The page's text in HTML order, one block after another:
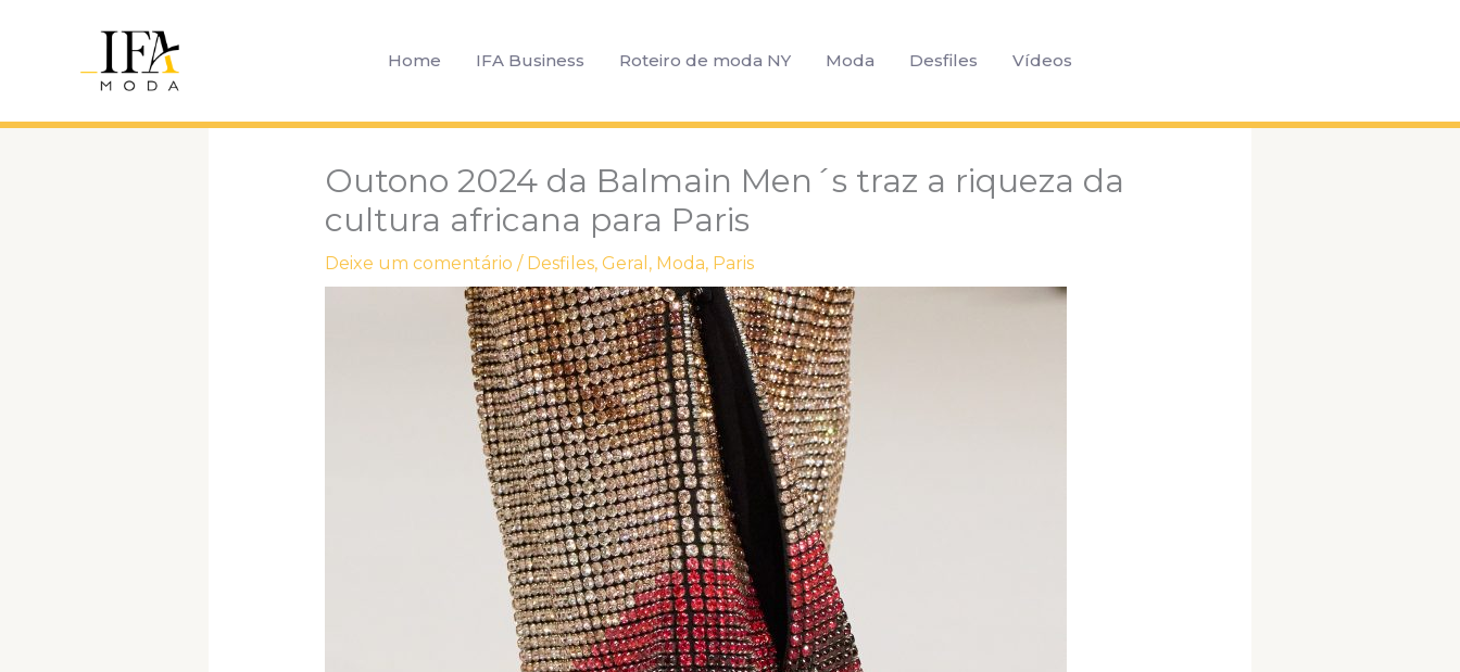
Home IFA Business Roteiro de moda NY Moda Desfiles Vídeos
Outono 2024 da Balmain Men´s traz a riqueza da
cultura africana para Paris
Deixe um comentário / Desfiles, Geral , Moda, Paris